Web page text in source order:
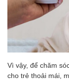
Vì vậy, để chăm
cho trẻ thoải mái,